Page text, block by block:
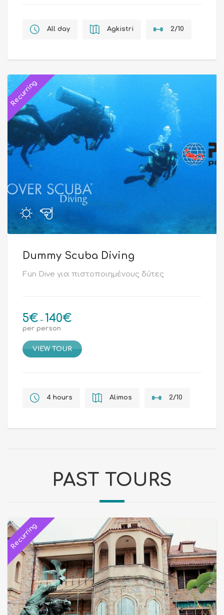
All day Agkistri 2/10
Recurring
Dummy Scuba Diving
Fun Dive για πιστοποιημένους δύτες
5€ – 140€
5€
through
per person
VIEW TOUR
4 hours Alimos 2/10
PAST TOURS
Recurring